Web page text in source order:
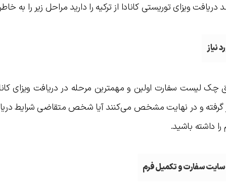
ویزای توریستی کانادا از ترکیه را دارید مراحل زیر را به
نیاز
چک لیست سفارت اولین و مهمترین مرحله در دریافت ویزای
گرفته و در نهایت مشخص می‌کنند آیا شخص متقاضی شرایط دریافت
داشته باشید.
سفارت و تکمیل فرم